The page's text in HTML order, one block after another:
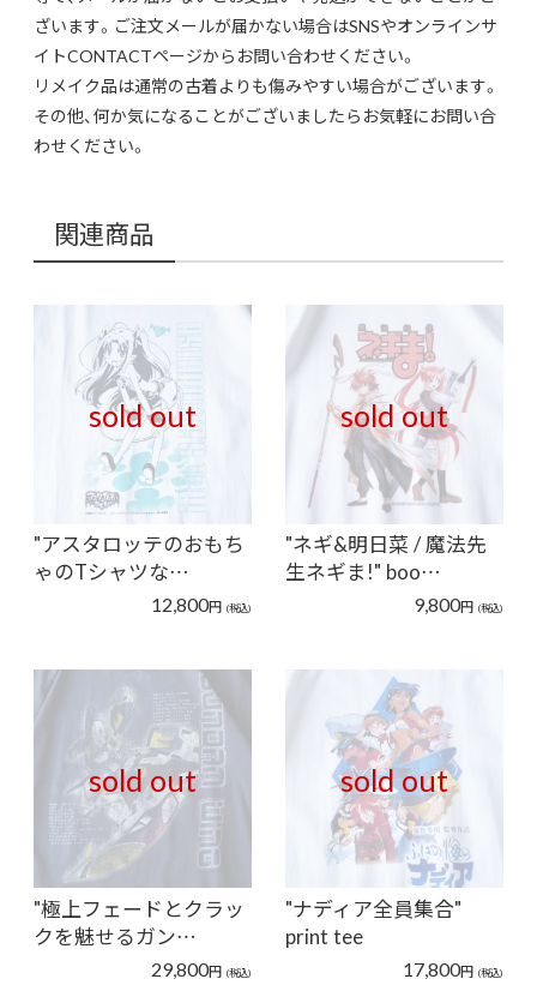
ざいます。ご注文メールが届かない場合はSNSやオンラインサ
イトCONTACTページからお問い合わせください。
リメイク品は通常の古着よりも傷みやすい場合がございます。
その他、何か気になることがございましたらお気軽にお問い合
わせください。
関連商品
sold out
"アスタロッテのおもち
ゃのTシャツな…
12,800円 (税込)
sold out
"ネギ&明日菜 / 魔法先
生ネギま!" boo…
9,800円 (税込)
sold out
"極上フェードとクラッ
クを魅せるガン…
29,800円 (税込)
sold out
"ナディア全員集合"
print tee
17,800円 (税込)